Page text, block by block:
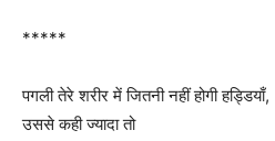
*****
पगली‬ तेरे शरीर में जितनी नहीं होगी हड्डियाँ,
उससे कही ज्यादा‪ तो